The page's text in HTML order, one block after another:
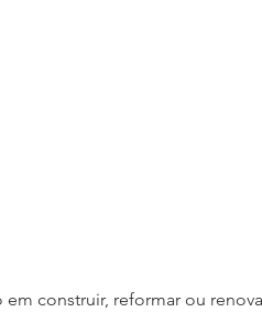
em construir, reformar ou